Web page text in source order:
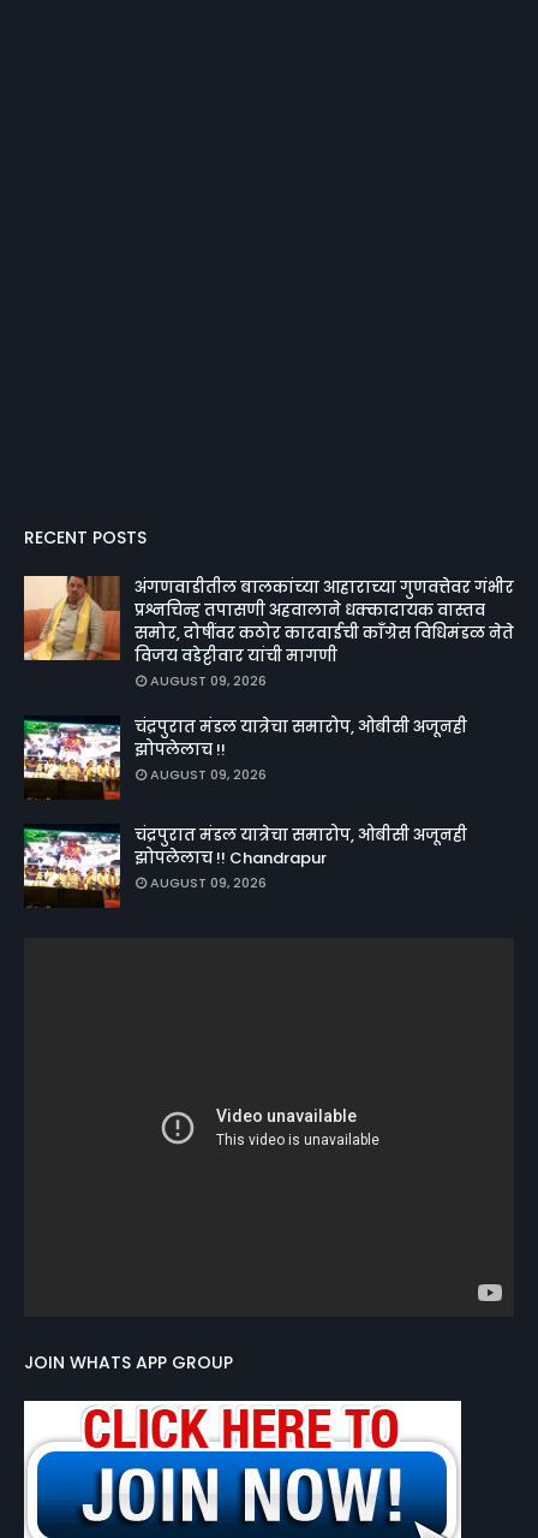
RECENT POSTS
अंगणवाडीतील बालकांच्या आहाराच्या गुणवत्तेवर गंभीर
प्रश्नचिन्ह तपासणी अहवालाने धक्कादायक वास्तव
समोर, दोषींवर कठोर कारवाईची काँग्रेस विधिमंडळ नेते
विजय वडेट्टीवार यांची मागणी
AUGUST 09, 2026
चंद्रपुरात मंडल यात्रेचा समारोप, ओबीसी अजूनही
झोपलेलाच !!
AUGUST 09, 2026
चंद्रपुरात मंडल यात्रेचा समारोप, ओबीसी अजूनही
झोपलेलाच !! Chandrapur
AUGUST 09, 2026
JOIN WHATS APP GROUP